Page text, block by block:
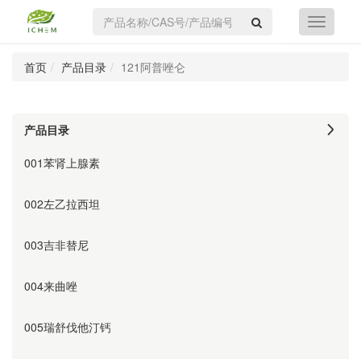
首页 产品目录 121阿普唑仑
产品目录
001苯肾上腺素
002左乙拉西坦
003吉非替尼
004来曲唑
005瑞舒伐他汀钙